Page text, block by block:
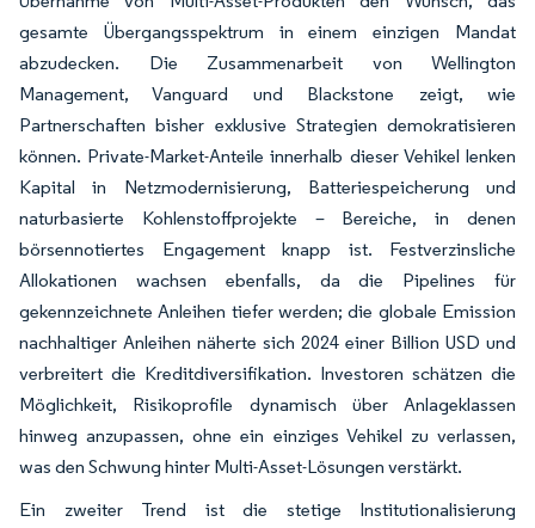
gesamte Übergangsspektrum in einem einzigen Mandat
abzudecken. Die Zusammenarbeit von Wellington
Management, Vanguard und Blackstone zeigt, wie
Partnerschaften bisher exklusive Strategien demokratisieren
können. Private-Market-Anteile innerhalb dieser Vehikel lenken
Kapital in Netzmodernisierung, Batteriespeicherung und
naturbasierte Kohlenstoffprojekte – Bereiche, in denen
börsennotiertes Engagement knapp ist. Festverzinsliche
Allokationen wachsen ebenfalls, da die Pipelines für
gekennzeichnete Anleihen tiefer werden; die globale Emission
nachhaltiger Anleihen näherte sich 2024 einer Billion USD und
verbreitert die Kreditdiversifikation. Investoren schätzen die
Möglichkeit, Risikoprofile dynamisch über Anlageklassen
hinweg anzupassen, ohne ein einziges Vehikel zu verlassen,
was den Schwung hinter Multi-Asset-Lösungen verstärkt.
Ein zweiter Trend ist die stetige Institutionalisierung